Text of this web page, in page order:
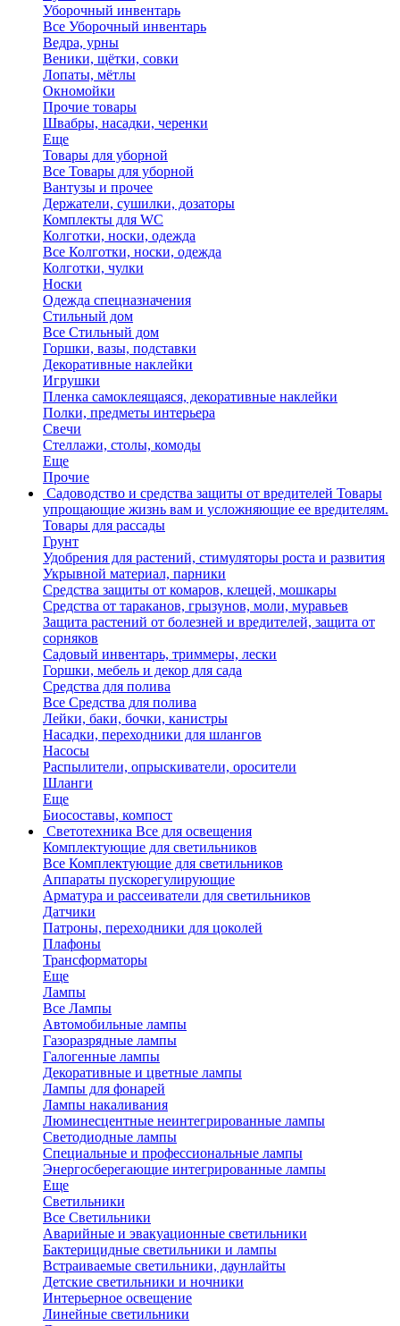
Уборочный инвентарь
Все Уборочный инвентарь
Ведра, урны
Веники, щётки, совки
Лопаты, мётлы
Окномойки
Прочие товары
Швабры, насадки, черенки
Еще
Товары для уборной
Все Товары для уборной
Вантузы и прочее
Держатели, сушилки, дозаторы
Комплекты для WC
Колготки, носки, одежда
Все Колготки, носки, одежда
Колготки, чулки
Носки
Одежда спецназначения
Стильный дом
Все Стильный дом
Горшки, вазы, подставки
Декоративные наклейки
Игрушки
Пленка самоклеящаяся, декоративные наклейки
Полки, предметы интерьера
Свечи
Стеллажи, столы, комоды
Еще
Прочие
Садоводство и средства защиты от вредителей Товары
упрощающие жизнь вам и усложняющие ее вредителям.
Товары для рассады
Грунт
Удобрения для растений, стимуляторы роста и развития
Укрывной материал, парники
Средства защиты от комаров, клещей, мошкары
Средства от тараканов, грызунов, моли, муравьев
Защита растений от болезней и вредителей, защита от
сорняков
Садовый инвентарь, триммеры, лески
Горшки, мебель и декор для сада
Средства для полива
Все Средства для полива
Лейки, баки, бочки, канистры
Насадки, переходники для шлангов
Насосы
Распылители, опрыскиватели, оросители
Шланги
Еще
Биосоставы, компост
Светотехника Все для освещения
Комплектующие для светильников
Все Комплектующие для светильников
Аппараты пускорегулирующие
Арматура и рассеиватели для светильников
Датчики
Патроны, переходники для цоколей
Плафоны
Трансформаторы
Еще
Лампы
Все Лампы
Автомобильные лампы
Газоразрядные лампы
Галогенные лампы
Декоративные и цветные лампы
Лампы для фонарей
Лампы накаливания
Люминесцентные неинтегрированные лампы
Светодиодные лампы
Специальные и профессиональные лампы
Энергосберегающие интегрированные лампы
Еще
Светильники
Все Светильники
Аварийные и эвакуационные светильники
Бактерицидные светильники и лампы
Встраиваемые светильники, даунлайты
Детские светильники и ночники
Интерьерное освещение
Линейные светильники